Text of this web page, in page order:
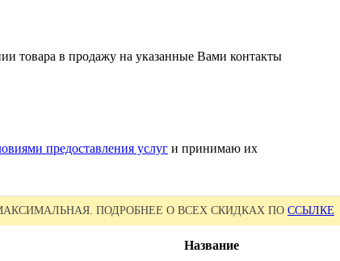
товара в продажу на указанные Вами контакты
предоставления услуг и принимаю их
ПОДРОБНЕЕ О ВСЕХ СКИДКАХ ПО ССЫЛКЕ
Название